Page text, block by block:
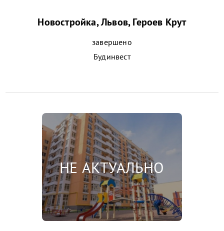
Новостройка, Львов, Героев Крут
завершено
Будинвест